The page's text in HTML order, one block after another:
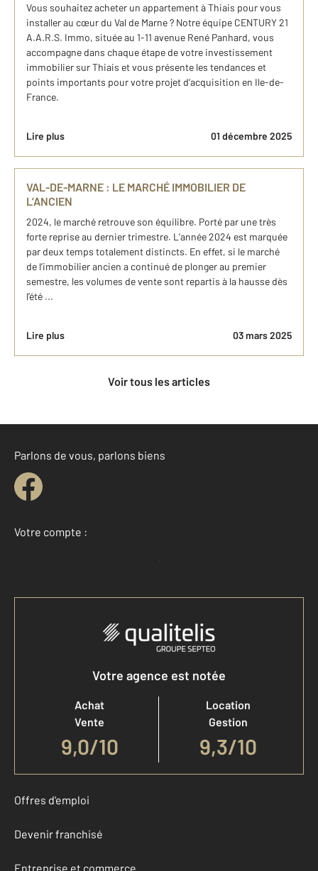
Vous souhaitez acheter un appartement à Thiais pour vous
installer au cœur du Val de Marne ? Notre équipe CENTURY 21
A.A.R.S. Immo, située au 1-11 avenue René Panhard, vous
accompagne dans chaque étape de votre investissement
immobilier sur Thiais et vous présente les tendances et
points importants pour votre projet d’acquisition en Ile-de-
France.
Lire plus 01 décembre 2025
VAL-DE-MARNE : LE MARCHÉ IMMOBILIER DE
L’ANCIEN
2024, le marché retrouve son équilibre. Porté par une très
forte reprise au dernier trimestre. L’année 2024 est marquée
par deux temps totalement distincts. En effet, si le marché
de l’immobilier ancien a continué de plonger au premier
semestre, les volumes de vente sont repartis à la hausse dès
l’été ...
Lire plus 03 mars 2025
Voir tous les articles
Parlons de vous, parlons biens
Votre compte :
Accéder à mon compte
Votre agence est notée
Achat
Vente
9,0/10
Location
Gestion
9,3/10
Offres d'emploi
Devenir franchisé
Entreprise et commerce